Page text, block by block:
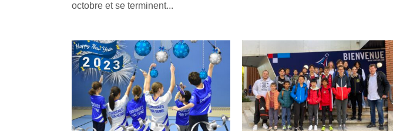
octobre et se terminent...